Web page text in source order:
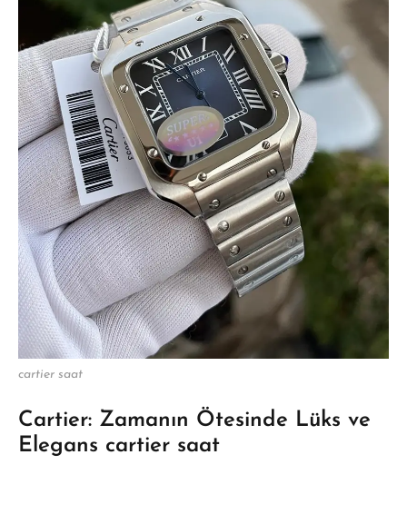
cartier saat
Cartier: Zamanın Ötesinde Lüks ve
Elegans cartier saat